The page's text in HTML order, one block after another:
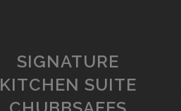
SIGNATURE
KITCHEN SUITE